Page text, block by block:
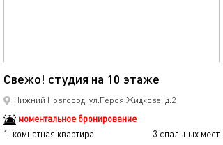
Свежо! студия на 10 этаже
Нижний Новгород, ул.Героя Жидкова, д.2
моментальное бронирование
1-комнатная квартира
3 спальных мест